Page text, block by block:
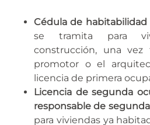
Cédula de
se tramita para
construcción, una vez
promotor o el
licencia de primera
Licencia de segunda
responsable de
para viviendas ya